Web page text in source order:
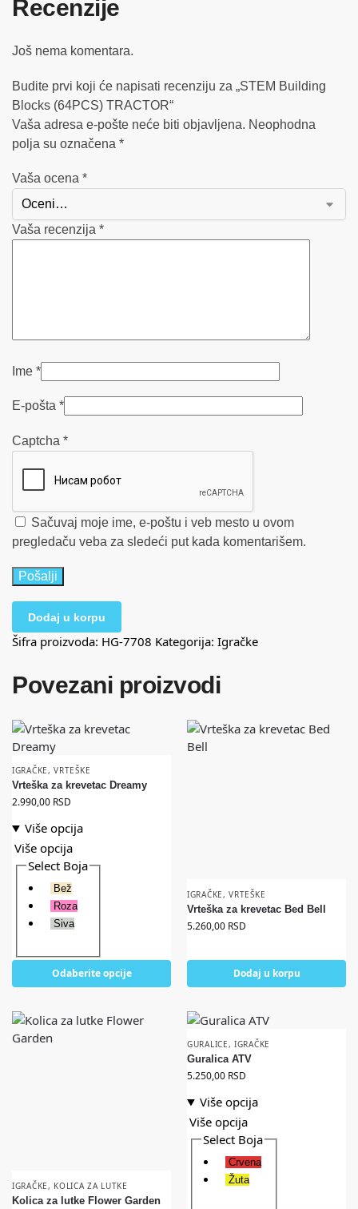
Recenzije
Još nema komentara.
Budite prvi koji će napisati recenziju za „STEM Building
Blocks (64PCS) TRACTOR“
Vaša adresa e-pošte neće biti objavljena. Neophodna
polja su označena *
Vaša ocena *
Vaša recenzija *
Ime *
E-pošta *
Captcha *
Sačuvaj moje ime, e-poštu i veb mesto u ovom
pregledaču veba za sledeći put kada komentarišem.
Dodaj u korpu
Šifra proizvoda: HG-7708 Kategorija: Igračke
Povezani proizvodi
IGRAČKE,VRTEŠKE
Vrteška za krevetac Dreamy
2.990,00 RSD
Više opcija
Više opcija
Select Boja
Bež
Roza
Siva
Odaberite opcije
IGRAČKE,VRTEŠKE
Vrteška za krevetac Bed Bell
5.260,00 RSD
Dodaj u korpu
IGRAČKE, KOLICA ZA LUTKE
Kolica za lutke Flower Garden
GURALICE,IGRAČKE
Guralica ATV
5.250,00 RSD
Više opcija
Više opcija
Select Boja
Crvena
Žuta